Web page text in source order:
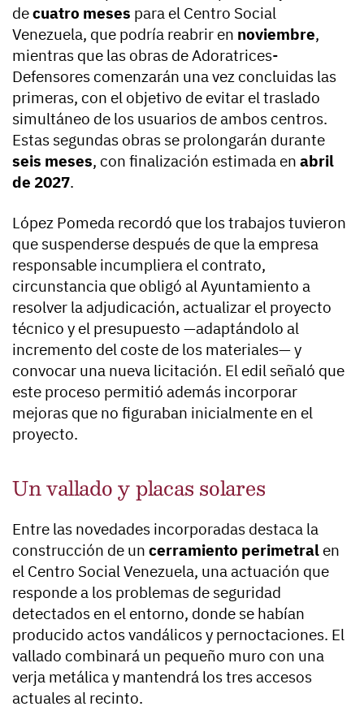
decuatro meses para el Centro Social
Venezuela, que podría reabrir en noviembre,
mientras que las obras de Adoratrices-
Defensores comenzarán una vez concluidas las
primeras, con el objetivo de evitar el traslado
simultáneo de los usuarios de ambos centros.
Estas segundas obras se prolongarán durante
seis meses, con finalización estimada en abril
de 2027.
López Pomeda recordó que los trabajos tuvieron
que suspenderse después de que la empresa
responsable incumpliera el contrato,
circunstancia que obligó al Ayuntamiento a
resolver la adjudicación, actualizar el proyecto
técnico y el presupuesto —adaptándolo al
incremento del coste de los materiales— y
convocar una nueva licitación. El edil señaló que
este proceso permitió además incorporar
mejoras que no figuraban inicialmente en el
proyecto.
Un vallado y placas solares
Entre las novedades incorporadas destaca la
construcción de un cerramiento perimetral en
el Centro Social Venezuela, una actuación que
responde a los problemas de seguridad
detectados en el entorno, donde se habían
producido actos vandálicos y pernoctaciones. El
vallado combinará un pequeño muro con una
verja metálica y mantendrá los tres accesos
actuales al recinto.